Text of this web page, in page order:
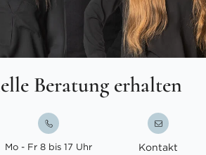
Beratung erhalten
Mo - Fr 8 bis 17 Uhr Kontakt